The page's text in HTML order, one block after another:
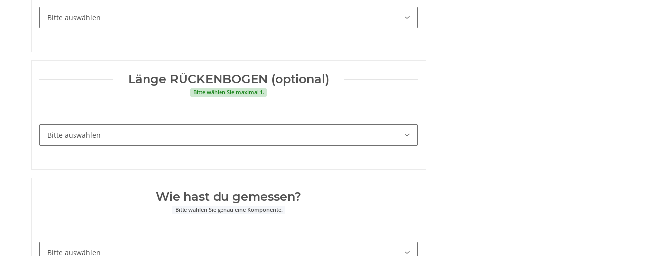
Länge RÜCKENBOGEN (optional)
Bitte wählen Sie maximal 1.
Wie hast du gemessen?
Bitte wählen Sie genau eine Komponente.